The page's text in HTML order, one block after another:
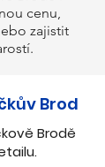
cenu,
zajistit
Brod
Brodě